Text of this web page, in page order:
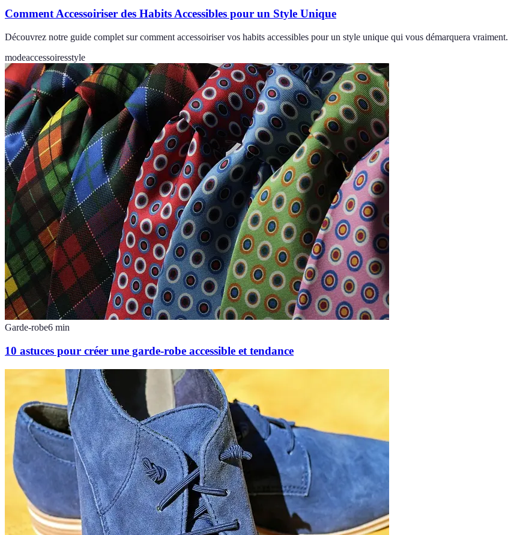
Comment Accessoiriser des Habits Accessibles pour un Style Unique
Découvrez notre guide complet sur comment accessoiriser vos habits accessibles pour un style unique qui vous démarquera vraiment.
modeaccessoiresstyle
Garde-robe6 min
10 astuces pour créer une garde-robe accessible et tendance